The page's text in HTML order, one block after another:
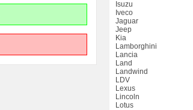
Isuzu
Iveco
Jaguar
Jeep
Kia
Lamborghini
Lancia
Land
Landwind
LDV
Lexus
Lincoln
Lotus